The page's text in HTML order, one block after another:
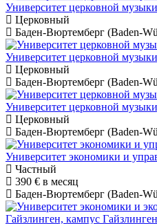
Университет церковной
Церковный
Баден-Вюртемберг (Baden-
Университет церковной
Церковный
Баден-Вюртемберг (Baden-
Университет церковной
Церковный
Баден-Вюртемберг (Baden-
Университет экономики и
Частный
390 € в месяц
Баден-Вюртемберг (Baden-